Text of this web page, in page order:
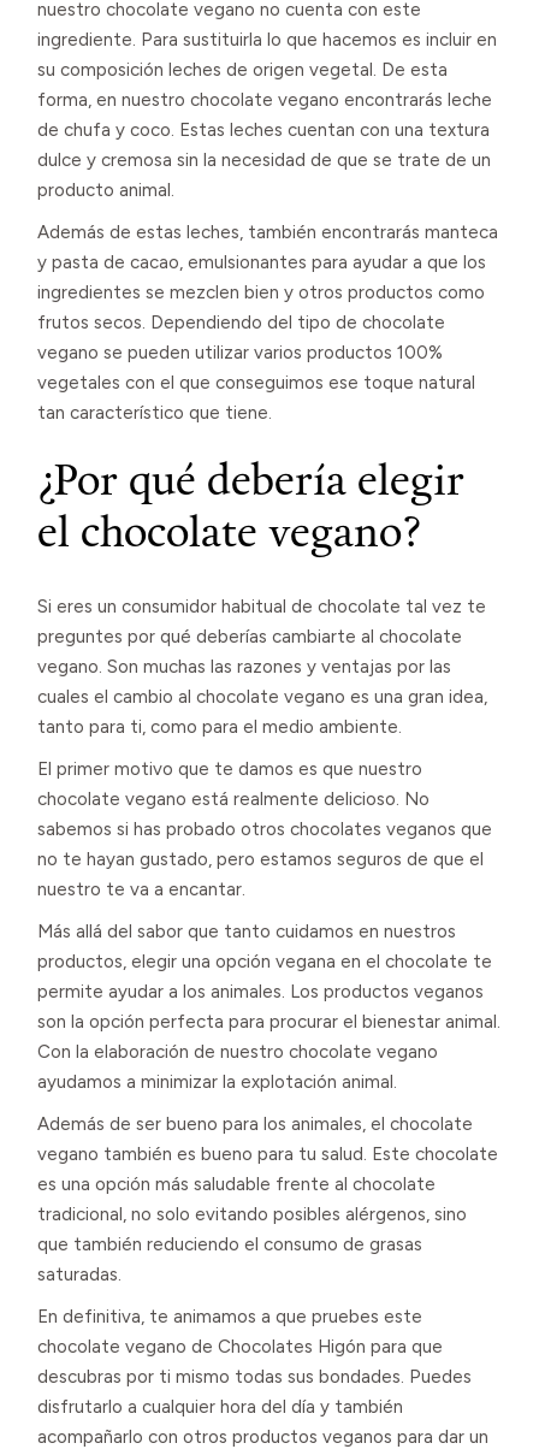
nuestro chocolate vegano no cuenta con este
ingrediente. Para sustituirla lo que hacemos es incluir en
su composición leches de origen vegetal. De esta
forma, en nuestro chocolate vegano encontrarás leche
de chufa y coco. Estas leches cuentan con una textura
dulce y cremosa sin la necesidad de que se trate de un
producto animal.
Además de estas leches, también encontrarás manteca
y pasta de cacao, emulsionantes para ayudar a que los
ingredientes se mezclen bien y otros productos como
frutos secos. Dependiendo del tipo de chocolate
vegano se pueden utilizar varios productos 100%
vegetales con el que conseguimos ese toque natural
tan característico que tiene.
¿Por qué debería elegir
el chocolate vegano?
Si eres un consumidor habitual de chocolate tal vez te
preguntes por qué deberías cambiarte al chocolate
vegano. Son muchas las razones y ventajas por las
cuales el cambio al chocolate vegano es una gran idea,
tanto para ti, como para el medio ambiente.
El primer motivo que te damos es que nuestro
chocolate vegano está realmente delicioso. No
sabemos si has probado otros chocolates veganos que
no te hayan gustado, pero estamos seguros de que el
nuestro te va a encantar.
Más allá del sabor que tanto cuidamos en nuestros
productos, elegir una opción vegana en el chocolate te
permite ayudar a los animales. Los productos veganos
son la opción perfecta para procurar el bienestar animal.
Con la elaboración de nuestro chocolate vegano
ayudamos a minimizar la explotación animal.
Además de ser bueno para los animales, el chocolate
vegano también es bueno para tu salud. Este chocolate
es una opción más saludable frente al chocolate
tradicional, no solo evitando posibles alérgenos, sino
que también reduciendo el consumo de grasas
saturadas.
En definitiva, te animamos a que pruebes este
chocolate vegano de Chocolates Higón para que
descubras por ti mismo todas sus bondades. Puedes
disfrutarlo a cualquier hora del día y también
acompañarlo con otros productos veganos para dar un